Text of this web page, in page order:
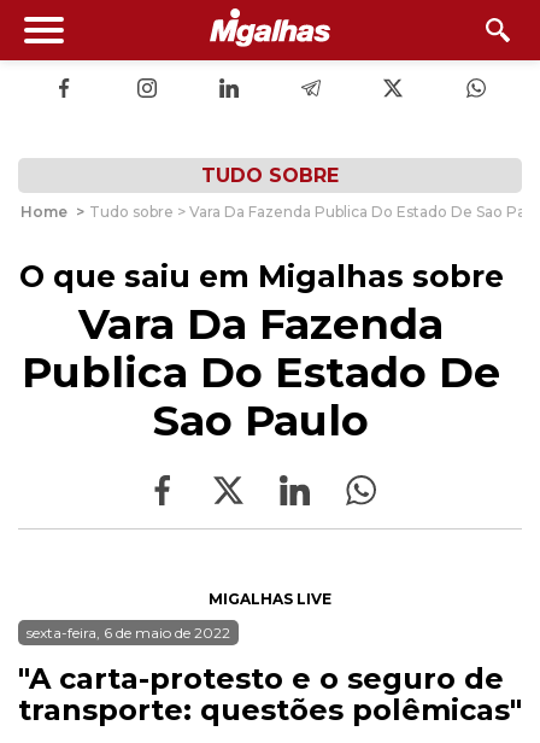
TUDO SOBRE
Home > Tudo sobre > Vara Da Fazenda Publica Do Estado De Sao
O que saiu em Migalhas sobre
Vara Da Fazenda
Publica Do Estado De
Sao Paulo
MIGALHAS LIVE
sexta-feira, 6 de maio de 2022
"A carta-protesto e o seguro de
transporte: questões polêmicas"